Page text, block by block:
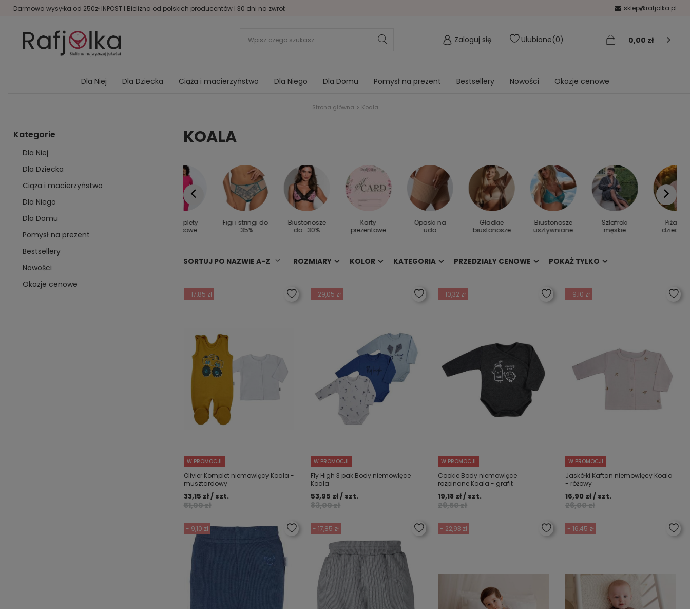
Darmowa wysyłka od 250zł INPOST I Bielizna od polskich producentów I 30 dni na zwrot sklep@rafjolka.pl
Zaloguj się Ulubione 0 0,00 zł
Dla Niej Dla Dziecka Ciąża i macierzyństwo Dla Niego Dla Domu Pomysł na prezent Bestsellery Nowości Okazje cenowe
Strona główna Koala
Kategorie
Dla Niej
Dla Dziecka
Ciąża i macierzyństwo
Dla Niego
Dla Domu
Pomysł na prezent
Bestsellery
Nowości
Okazje cenowe
KOALA
Kolanówki
damskie
Komplety
dresowe
Figi i stringi do
-35%
Biustonosze
do -30%
Karty
prezentowe
Opaski na
uda
Gładkie
biustonosze
Biustonosze
usztywniane
Szlafroki
męskie
Piżamy
SORTUJ PO NAZWIE A-Z ROZMIARY KOLOR KATEGORIA PRZEDZIAŁY CENOWE POKAŻ TYLKO
- 17,85 zł
W PROMOCJI
Olivier Komplet niemowlęcy Koala -
musztardowy
51,00 zł
33,15 zł / szt.
- 29,05 zł
W PROMOCJI
Fly High 3 pak Body niemowlęce
Koala
83,00 zł
53,95 zł / szt.
- 10,32 zł
W PROMOCJI
Cookie Body niemowlęce
rozpinane Koala - grafit
29,50 zł
19,18 zł / szt.
- 9,10 zł
W PROMOCJI
Jaskółki Kaftan niemowlęcy Koala
- różowy
26,00 zł
16,90 zł / szt.
- 9,10 zł - 17,85 zł - 22,93 zł - 16,45 zł